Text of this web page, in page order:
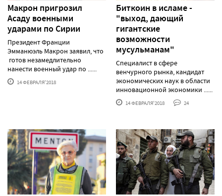
Макрон пригрозил
Асаду военными
ударами по Сирии
Президент Франции
Эмманюэль Макрон заявил, что
готов незамедлительно
нанести военный удар по ......
14 ФЕВРАЛЯ'2018
Биткоин в исламе -
"выход, дающий
гигантские
возможности
мусульманам"
Специалист в сфере
венчурного рынка, кандидат
экономических наук в области
инновационной экономики ......
14 ФЕВРАЛЯ'2018 24